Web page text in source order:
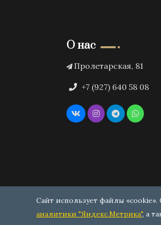
О нас
Пролетарская, 81
+7 (927) 640 58 08
Сайт использует файлы «cookie».
аналитики "Яндекс.Метрика", а